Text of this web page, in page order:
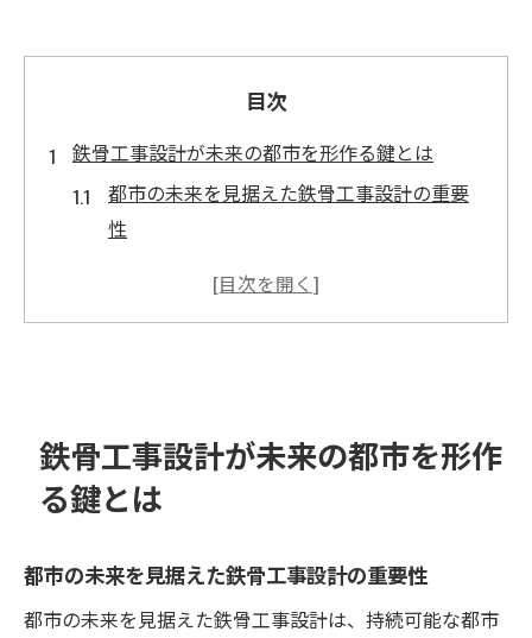
目次
鉄骨工事設計が未来の都市を形作る鍵とは
都市の未来を見据えた鉄骨工事設計の重要
性
鉄骨工事設計による都市景観の進化
響
革新的な鉄骨工事設計が生む新しい価値
鉄骨工事における技術と美学の調和
新時代の鉄骨工事が実現するデザインの革
鉄骨工事設計が未来の都市を形作
る鍵とは
都市の未来を見据えた鉄骨工事設計の重要性
都市の未来を見据えた鉄骨工事設計は、持続可能な都市